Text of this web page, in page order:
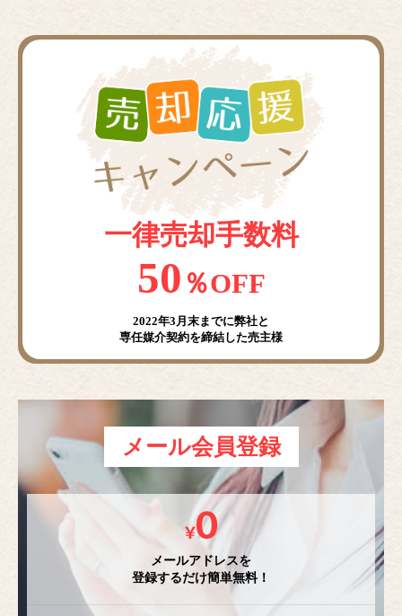
一律売却手数料
50 ％OFF
2022年3月末までに弊社と
専任媒介契約を締結した売主様
メール会員登録
メールアドレスを
登録するだけ簡単無料！